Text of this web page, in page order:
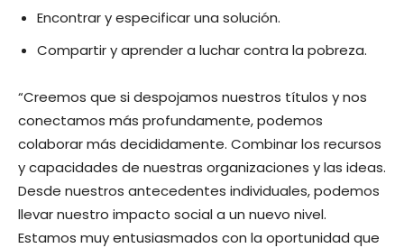
Encontrar y especificar una solución.
Compartir y aprender a luchar contra la pobreza.
“Creemos que si despojamos nuestros títulos y nos
conectamos más profundamente, podemos
colaborar más decididamente. Combinar los recursos
y capacidades de nuestras organizaciones y las ideas.
Desde nuestros antecedentes individuales, podemos
llevar nuestro impacto social a un nuevo nivel.
Estamos muy entusiasmados con la oportunidad que